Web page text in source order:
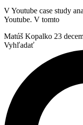
V Youtube case study
Youtube. V tomto
Matúš Kopalko 23
Vyhľadať